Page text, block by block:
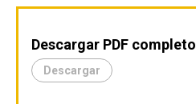
Descargar PDF completo
Descargar